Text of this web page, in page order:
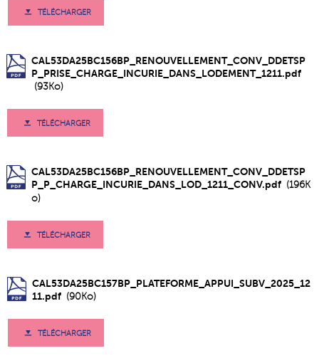
TÉLÉCHARGER
CAL53DA25BC156BP_RENOUVELLEMENT_CONV_DDETSP
P_PRISE_CHARGE_INCURIE_DANS_LODEMENT_1211.pdf
(93Ko)
TÉLÉCHARGER
CAL53DA25BC156BP_RENOUVELLEMENT_CONV_DDETSP
P_P_CHARGE_INCURIE_DANS_LOD_1211_CONV.pdf (196K
o)
TÉLÉCHARGER
CAL53DA25BC157BP_PLATEFORME_APPUI_SUBV_2025_12
11.pdf (90Ko)
TÉLÉCHARGER